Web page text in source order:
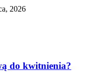
2026
do kwitnienia?